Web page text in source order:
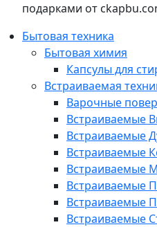
подарками от
Бытовая техника
Бытовая химия
Капсулы для
Встраиваемая
Варочные
Встраиваемые
Встраиваемые
Встраиваемые
Встраиваемые
Встраиваемые
Встраиваемые
Встраиваемые